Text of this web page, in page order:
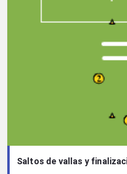
Saltos de vallas y